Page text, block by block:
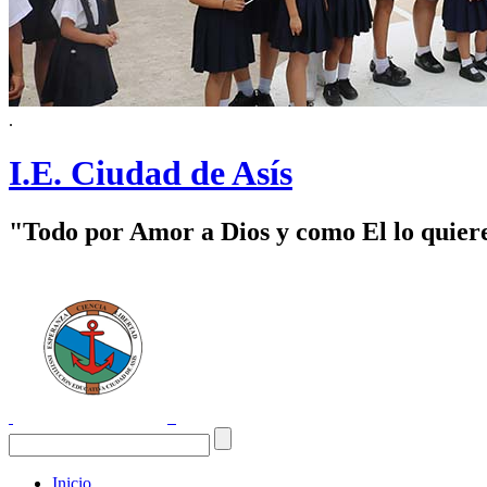
.
I.E. Ciudad de Asís
"Todo por Amor a Dios y como El lo
Inicio